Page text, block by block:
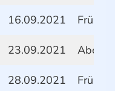
16.09.2021
23.09.2021 Abend
28.09.2021